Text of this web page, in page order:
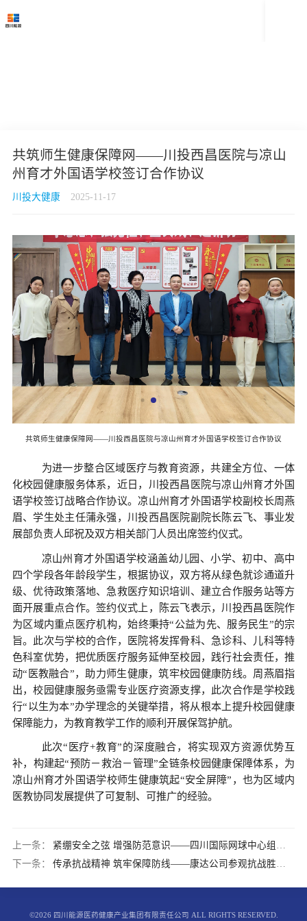
共筑师生健康保障网——川投西昌医院与凉山
州育才外国语学校签订合作协议
川投大健康 2025-11-17
共筑师生健康保障网——川投西昌医院与凉山州育才外国语学校签订合作协议
为进一步整合区域医疗与教育资源，共建全方位、一体
化校园健康服务体系， 近日，川投西昌医院与凉山州育才外国
语学校签订战略合作协议。凉山州育才外国语学校副校长周燕
眉、学生处主任蒲永强，川投西昌医院副院长陈云飞、事业发
展部负责人邱祝及双方相关部门人员出席签约仪式。
凉山州育才外国语学校涵盖幼儿园、小学、初中、高中
四个学段各年龄段学生，根据协议，双方将从绿色就诊通道升
级、优待政策落地、急救医疗知识培训、建立合作服务站等方
面开展重点合作。签约仪式上，陈云飞表示，川投西昌医院作
为区域内重点医疗机构，始终秉持“公益为先、服务民生”的宗
旨。此次与学校的合作，医院将发挥骨科、急诊科、儿科等特
色科室优势，把优质医疗服务延伸至校园，践行社会责任，推
动“医教融合”，助力师生健康，筑牢校园健康防线。周燕眉指
出，校园健康服务亟需专业医疗资源支撑，此次合作是学校践
行“以生为本”办学理念的关键举措，将从根本上提升校园健康
保障能力，为教育教学工作的顺利开展保驾护航。
此次“医疗+教育”的深度融合，将实现双方资源优势互
补，构建起“预防－救治－管理”全链条校园健康保障体系，为
凉山州育才外国语学校师生健康筑起“安全屏障”，也为区域内
医教协同发展提供了可复制、可推广的经验。
上一条：
紧绷安全之弦 增强防范意识——四川国际网球中心组织开展2025年消防宣传日主题活动
下一条：
传承抗战精神 筑牢保障防线——康达公司参观抗战胜利80周年专题展
©2026 四川能源医药健康产业集团有限责任公司 ALL RIGHTS RESERVED.